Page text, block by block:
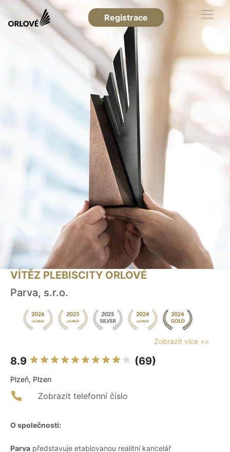
Registrace
VÍTĚZ PLEBISCITY ORLOVÉ
Parva, s.r.o.
Zobrazit více >>
8.9 (69)
Plzeň, Plzen
Zobrazit telefonní číslo
O společnosti:
Parva představuje etablovanou realitní kancelář